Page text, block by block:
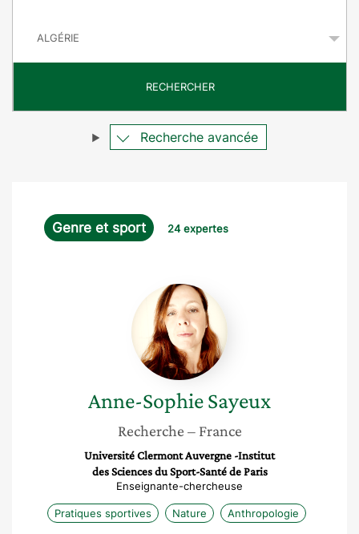
ê
e
RECHERCHER
Recherche avancée
Genre et sport 24 expertes
Anne-
Sophie
Sayeux
Anne-SophieSayeux
Recherche – France
Université Clermont Auvergne -Institut
des Sciences du Sport-Santé de Paris
Enseignante-chercheuse
Pratiques sportives Nature Anthropologie